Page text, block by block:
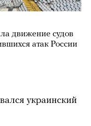
движение судов
атак России
украинский